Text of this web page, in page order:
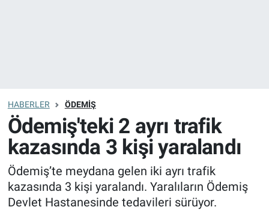
HABERLER ÖDEMIŞ
Ödemiş'teki 2 ayrı trafik
kazasında 3 kişi yaralandı
Ödemiş’te meydana gelen iki ayrı trafik
kazasında 3 kişi yaralandı. Yaralıların Ödemiş
Devlet Hastanesinde tedavileri sürüyor.